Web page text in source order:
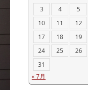
3
4 5
10
11 12
17
18 19
24
25 26
31
« 7月